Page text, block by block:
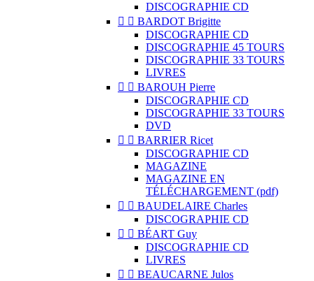
DISCOGRAPHIE CD
  BARDOT Brigitte
DISCOGRAPHIE CD
DISCOGRAPHIE 45 TOURS
DISCOGRAPHIE 33 TOURS
LIVRES
  BAROUH Pierre
DISCOGRAPHIE CD
DISCOGRAPHIE 33 TOURS
DVD
  BARRIER Ricet
DISCOGRAPHIE CD
MAGAZINE
MAGAZINE EN
TÉLÉCHARGEMENT (pdf)
  BAUDELAIRE Charles
DISCOGRAPHIE CD
  BÉART Guy
DISCOGRAPHIE CD
LIVRES
  BEAUCARNE Julos